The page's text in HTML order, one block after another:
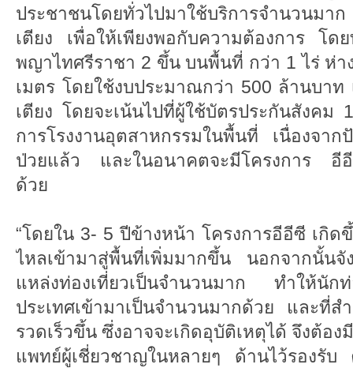
ประชาชนโดยทั่วไปมาใช้บริการจำนวนมาก
เตียง เพื่อให้เพียงพอกับความต้องการ โด
พญาไทศรีราชา 2 ขึ้น บนพื้นที่ กว่า 1 ไร่ ห่
เมตร โดยใช้งบประมาณกว่า 500 ล้านบาท
เตียง โดยจะเน้นไปที่ผู้ใช้บัตรประกันสังคม
การโรงงานอุตสาหกรรมในพื้นที่ เนื่องจาก
ป่วยแล้ว และในอนาคตจะมีโครงการ อีอี
ด้วย
“โดยใน 3- 5 ปีข้างหน้า โครงการอีอีซี เกิด
ไหลเข้ามาสู่พื้นที่เพิ่มมากขึ้น นอกจากนั้นจั
แหล่งท่องเที่ยวเป็นจำนวนมาก ทำให้นักท่
ประเทศเข้ามาเป็นจำนวนมากด้วย และที่ส
รวดเร็วขึ้น ซึ่งอาจจะเกิดอุบัติเหตุได้ จึงต้อ
แพทย์ผู้เชี่ยวชาญในหลายๆ ด้านไว้รองรับ